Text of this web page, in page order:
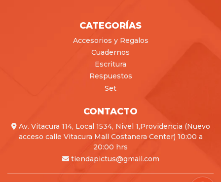
CATEGORÍAS
Accesorios y Regalos
Cuadernos
Escritura
Respuestos
Set
CONTACTO
Av. Vitacura 114, Local 1534, Nivel 1,Providencia (Nuevo
acceso calle Vitacura Mall Costanera Center) 10:00 a
20:00 hrs
tiendapictus@gmail.com